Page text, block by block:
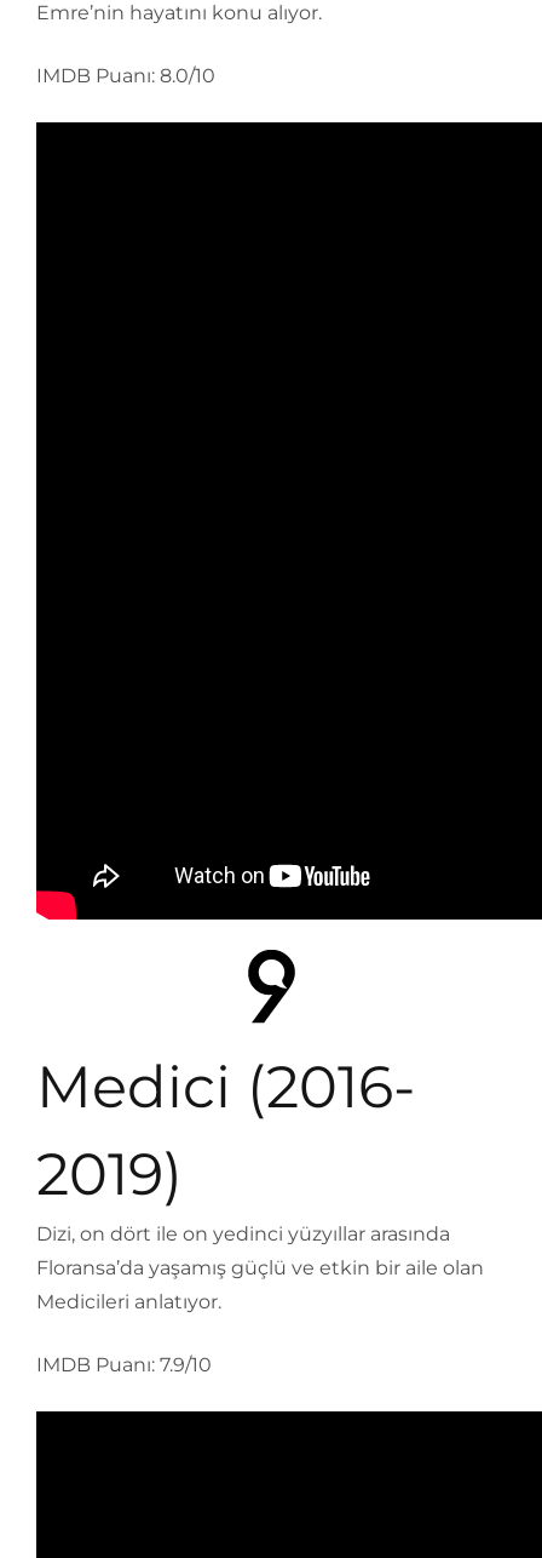
Emre’nin hayatını konu alıyor.
IMDB Puanı: 8.0/10
Medici (2016-
2019)
Dizi, on dört ile on yedinci yüzyıllar arasında
Floransa’da yaşamış güçlü ve etkin bir aile olan
Medicileri anlatıyor.
IMDB Puanı: 7.9/10